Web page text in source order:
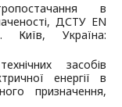
в
ДСТУ ЕN
Київ, Україна:
засобів
енергії в
призначення,